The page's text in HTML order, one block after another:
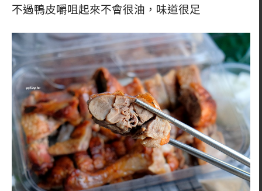
不過鴨皮嚼咀起來不會很油，味道很足